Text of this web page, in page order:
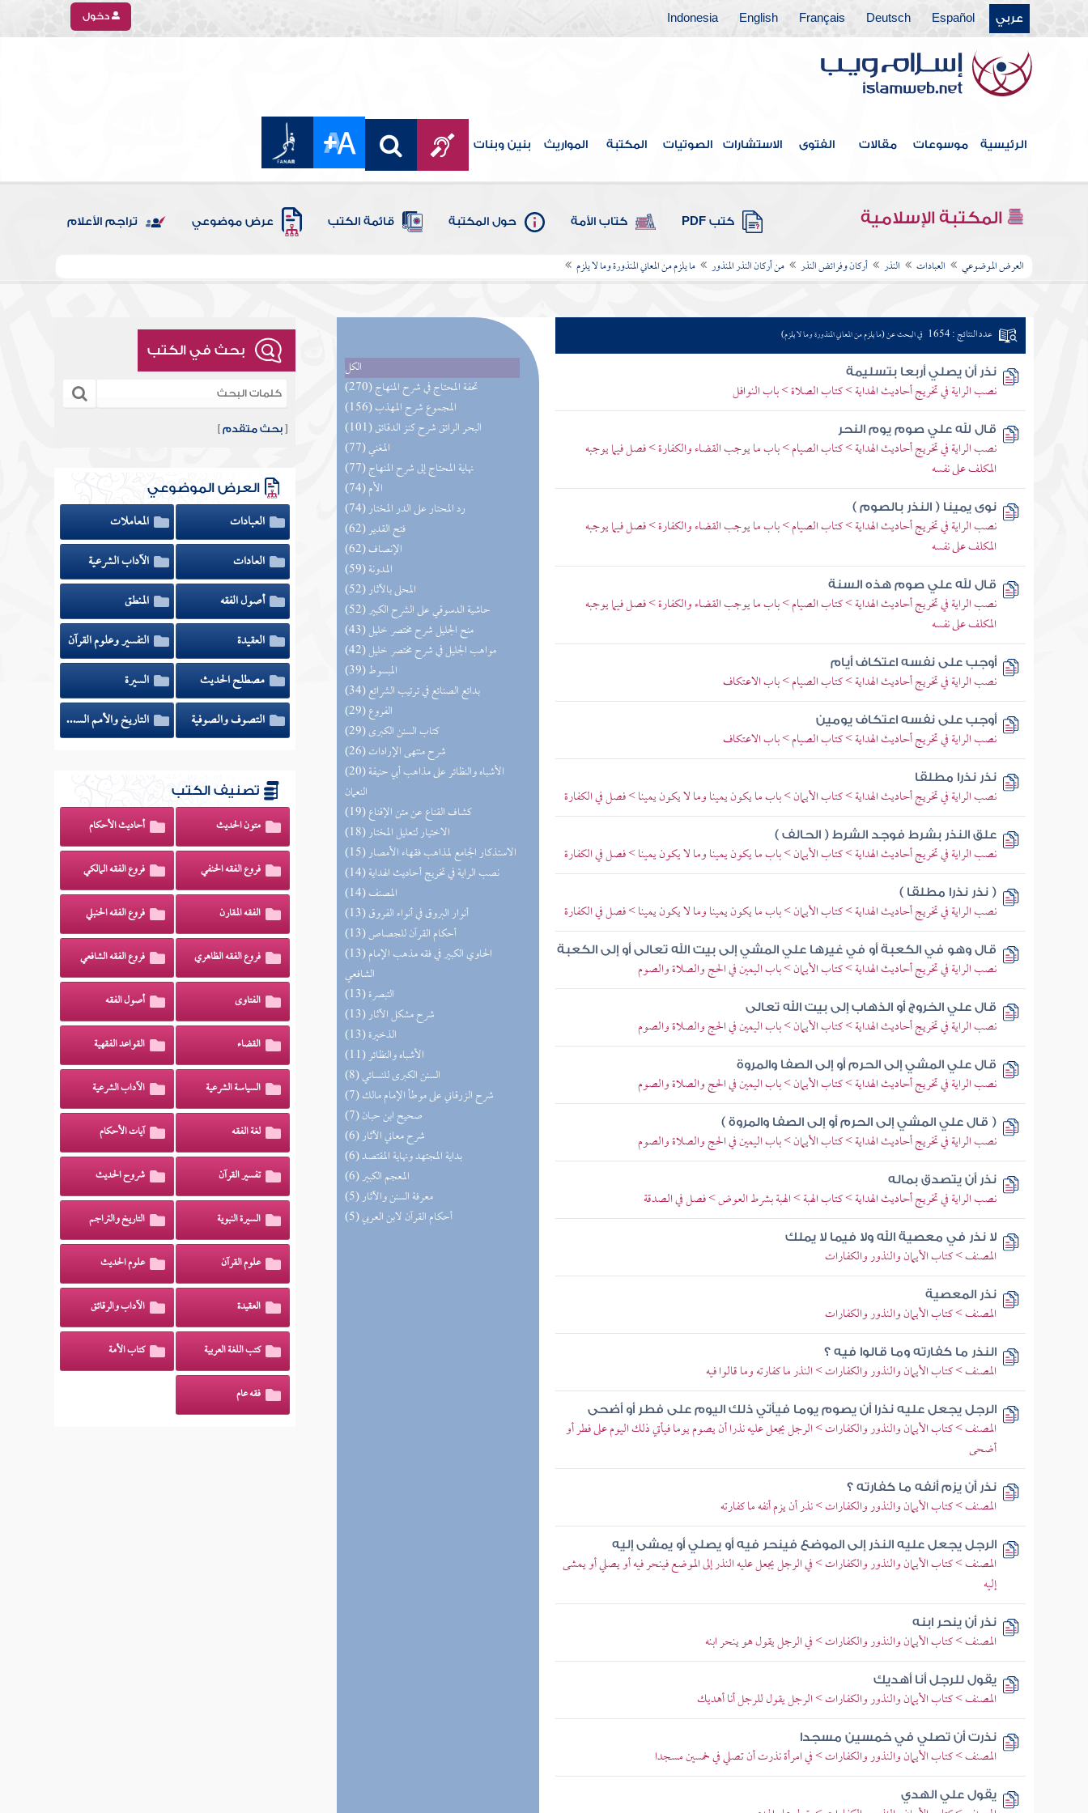
عربي Español
Deutsch
Français
English
Indonesia دخول
الرئيسية موسوعات مقالات الفتوى الاستشارات الصوتيات المكتبة المواريث بنين وبنات
المكتبة الإسلامية كتب PDF كتاب الأمة حول المكتبة قائمة الكتب عرض موضوعي تراجم الأعلام
العرض الموضوعي العبادات النذر أركان وفرائض النذر من أركان النذر المنذور ما يلزم من المعاني المنذورة وما لا يلزم
الكل
(270) تحفة المحتاج في شرح المنهاج
(156) المجموع شرح المهذب
(101) البحر الرائق شرح كنز الدقائق
(77) المغني
(77) نهاية المحتاج إلى شرح المنهاج
(74) الأم
(74) رد المحتار على الدر المختار
(62) فتح القدير
(62) الإنصاف
(59) المدونة
(52) المحلى بالآثار
(52) حاشية الدسوقي على الشرح الكبير
(43) منح الجليل شرح مختصر خليل
(42) مواهب الجليل في شرح مختصر خليل
(39) المبسوط
(34) بدائع الصنائع في ترتيب الشرائع
(29) الفروع
(29) كتاب السنن الكبرى
(26) شرح منتهى الإرادات
(20) الأشباه والنظائر على مذاهب أبي حنيفة
النعمان
(19) كشاف القناع عن متن الإقناع
(18) الاختيار لتعليل المختار
(15) الاستذكار الجامع لمذاهب فقهاء الأمصار
(14) نصب الراية في تخريج أحاديث الهداية
(14) المصنف
(13) أنوار البروق في أنواء الفروق
(13) أحكام القرآن للجصاص
(13) الحاوي الكبير في فقه مذهب الإمام
الشافعي
(13) التبصرة
(13) شرح مشكل الآثار
(13) الذخيرة
(11) الأشباه والنظائر
(8) السنن الكبرى للنسائي
(7) شرح الزرقاني على موطأ الإمام مالك
(7) صحيح ابن حبان
(6) شرح معاني الآثار
(6) بداية المجتهد ونهاية المقتصد
(6) المعجم الكبير
(5) معرفة السنن والآثار
(5) أحكام القرآن لابن العربي
عدد النتائج : 1654 في البحث عن (ما يلزم من المعاني المنذورة وما لا يلزم)
نذر أن يصلي أربعا بتسليمة
نصب الراية في تخريج أحاديث الهداية > كتاب الصلاة > باب النوافل
قال لله علي صوم يوم النحر
نصب الراية في تخريج أحاديث الهداية > كتاب الصيام > باب ما يوجب القضاء والكفارة > فصل فيما يوجبه
المكلف على نفسه
نوى يمينا ( النذر بالصوم )
نصب الراية في تخريج أحاديث الهداية > كتاب الصيام > باب ما يوجب القضاء والكفارة > فصل فيما يوجبه
المكلف على نفسه
قال لله علي صوم هذه السنة
نصب الراية في تخريج أحاديث الهداية > كتاب الصيام > باب ما يوجب القضاء والكفارة > فصل فيما يوجبه
المكلف على نفسه
أوجب على نفسه اعتكاف أيام
نصب الراية في تخريج أحاديث الهداية > كتاب الصيام > باب الاعتكاف
أوجب على نفسه اعتكاف يومين
نصب الراية في تخريج أحاديث الهداية > كتاب الصيام > باب الاعتكاف
نذر نذرا مطلقا
نصب الراية في تخريج أحاديث الهداية > كتاب الأيمان > باب ما يكون يمينا وما لا يكون يمينا > فصل في الكفارة
علق النذر بشرط فوجد الشرط ( الحالف )
نصب الراية في تخريج أحاديث الهداية > كتاب الأيمان > باب ما يكون يمينا وما لا يكون يمينا > فصل في الكفارة
( نذر نذرا مطلقا )
نصب الراية في تخريج أحاديث الهداية > كتاب الأيمان > باب ما يكون يمينا وما لا يكون يمينا > فصل في الكفارة
قال وهو في الكعبة أو في غيرها علي المشي إلى بيت الله تعالى أو إلى الكعبة
نصب الراية في تخريج أحاديث الهداية > كتاب الأيمان > باب اليمين في الحج والصلاة والصوم
قال علي الخروج أو الذهاب إلى بيت الله تعالى
نصب الراية في تخريج أحاديث الهداية > كتاب الأيمان > باب اليمين في الحج والصلاة والصوم
قال علي المشي إلى الحرم أو إلى الصفا والمروة
نصب الراية في تخريج أحاديث الهداية > كتاب الأيمان > باب اليمين في الحج والصلاة والصوم
( قال علي المشي إلى الحرم أو إلى الصفا والمروة )
نصب الراية في تخريج أحاديث الهداية > كتاب الأيمان > باب اليمين في الحج والصلاة والصوم
نذر أن يتصدق بماله
نصب الراية في تخريج أحاديث الهداية > كتاب الهبة > الهبة بشرط العوض > فصل في الصدقة
لا نذر في معصية الله ولا فيما لا يملك
المصنف > كتاب الأيمان والنذور والكفارات
نذر المعصية
المصنف > كتاب الأيمان والنذور والكفارات
النذر ما كفارته وما قالوا فيه ؟
المصنف > كتاب الأيمان والنذور والكفارات > النذر ما كفارته وما قالوا فيه
الرجل يجعل عليه نذرا أن يصوم يوما فيأتي ذلك اليوم على فطر أو أضحى
المصنف > كتاب الأيمان والنذور والكفارات > الرجل يجعل عليه نذرا أن يصوم يوما فيأتي ذلك اليوم على فطر أو
أضحى
نذر أن يزم أنفه ما كفارته ؟
المصنف > كتاب الأيمان والنذور والكفارات > نذر أن يزم أنفه ما كفارته
الرجل يجعل عليه النذر إلى الموضع فينحر فيه أو يصلي أو يمشى إليه
المصنف > كتاب الأيمان والنذور والكفارات > في الرجل يجعل عليه النذر إلى الموضع فينحر فيه أو يصلي أو يمشى
إليه
نذر أن ينحر ابنه
المصنف > كتاب الأيمان والنذور والكفارات > في الرجل يقول هو ينحر ابنه
يقول للرجل أنا أهديك
المصنف > كتاب الأيمان والنذور والكفارات > الرجل يقول للرجل أنا أهديك
نذرت أن تصلي في خمسين مسجدا
المصنف > كتاب الأيمان والنذور والكفارات > في امرأة نذرت أن تصلي في خمسين مسجدا
يقول علي الهدي
بحث في الكتب
[بحث متقدم ]
العرض الموضوعي
العبادات
المعاملات
العادات
الآداب الشرعية
أصول الفقه
المنطق
العقيدة
التفسير وعلوم القرآن
مصطلح الحديث
السيرة
التصوف والصوفية
التاريخ والأمم السابقة
تصنيف الكتب
متون الحديث أحاديث الأحكام
فروع الفقه الحنفي فروع الفقه المالكي
الفقه المقارن فروع الفقه الحنبلي
فروع الفقه الظاهري فروع الفقه الشافعي
الفتاوى أصول الفقه
القضاء القواعد الفقهية
السياسة الشرعية الآداب الشرعية
لغة الفقه آيات الأحكام
تفسير القرآن شروح الحديث
السيرة النبوية التاريخ والتراجم
علوم القرآن علوم الحديث
العقيدة الآداب والرقائق
كتب اللغة العربية كتاب الأمة
فقه عام